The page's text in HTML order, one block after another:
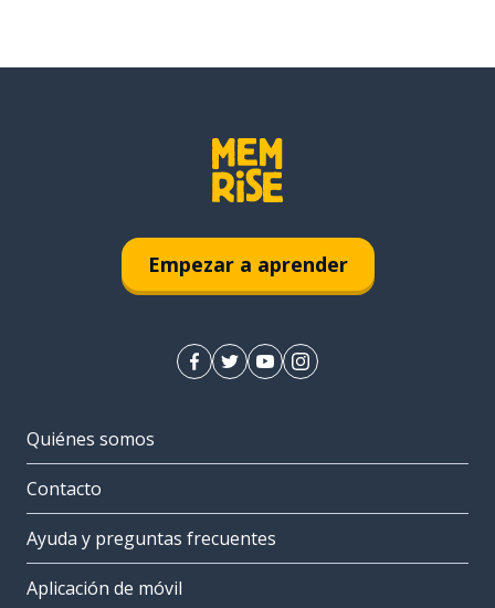
Empezar a aprender
Quiénes somos
Contacto
Ayuda y preguntas frecuentes
Aplicación de móvil